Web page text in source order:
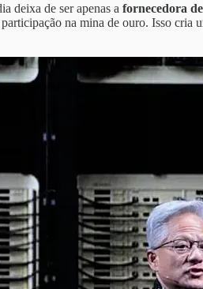
deixa de ser apenas a fornecedora
na mina de ouro. Isso cria